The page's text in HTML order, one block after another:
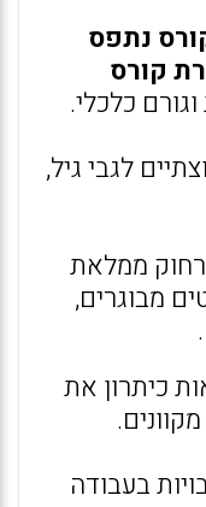
נתפס
קורס
כלכלי.
לגבי גיל,
ממלאת
מבוגרים,
כיתרון את
בעבודה